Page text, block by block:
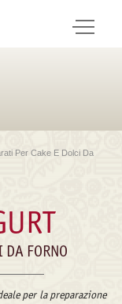
Per Cake E Dolci Da
DA FORNO
per la preparazione